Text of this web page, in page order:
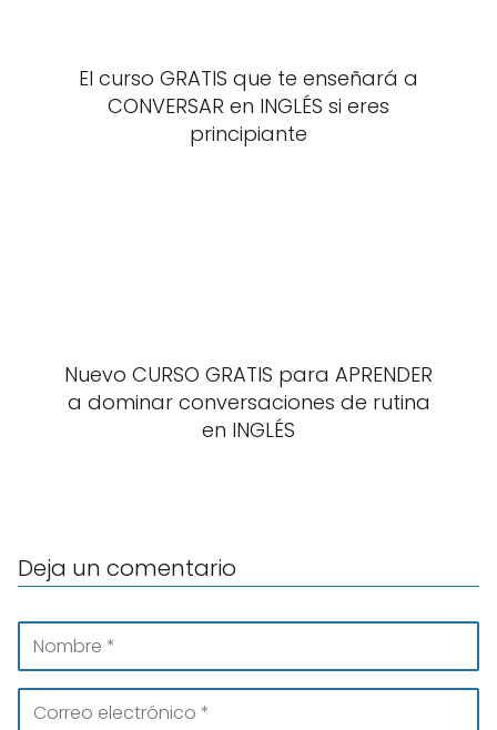
El curso GRATIS que te enseñará a
CONVERSAR en INGLÉS si eres
principiante
Nuevo CURSO GRATIS para APRENDER
a dominar conversaciones de rutina
en INGLÉS
Deja un comentario